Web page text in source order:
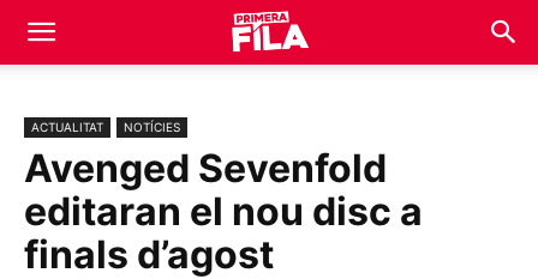
ACTUALITAT NOTÍCIES
Avenged Sevenfold
editaran el nou disc a
finals d’agost